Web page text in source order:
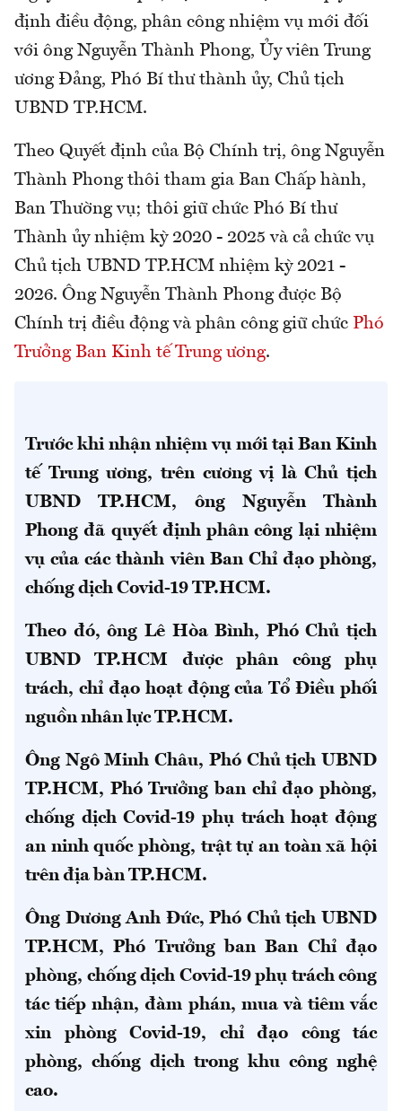
định điều động, phân công nhiệm vụ mới đối
với ông Nguyễn Thành Phong, Ủy viên Trung
ương Đảng, Phó Bí thư thành ủy, Chủ tịch
UBND TP.HCM.
Theo Quyết định của Bộ Chính trị, ông Nguyễn
Thành Phong thôi tham gia Ban Chấp hành,
Ban Thường vụ; thôi giữ chức Phó Bí thư
Thành ủy nhiệm kỳ 2020 - 2025 và cả chức vụ
Chủ tịch UBND TP.HCM nhiệm kỳ 2021 -
2026. Ông Nguyễn Thành Phong được Bộ
Chính trị điều động và phân công giữ chức Phó
Trưởng Ban Kinh tế Trung ương.
Trước khi nhận nhiệm vụ mới tại Ban Kinh
tế Trung ương, trên cương vị là Chủ tịch
UBND TP.HCM, ông Nguyễn Thành
Phong đã quyết định phân công lại nhiệm
vụ của các thành viên Ban Chỉ đạo phòng,
chống dịch Covid-19 TP.HCM.
Theo đó, ông Lê Hòa Bình, Phó Chủ tịch
UBND TP.HCM được phân công phụ
trách, chỉ đạo hoạt động của Tổ Điều phối
nguồn nhân lực TP.HCM.
Ông Ngô Minh Châu, Phó Chủ tịch UBND
TP.HCM, Phó Trưởng ban chỉ đạo phòng,
chống dịch Covid-19 phụ trách hoạt động
an ninh quốc phòng, trật tự an toàn xã hội
trên địa bàn TP.HCM.
Ông Dương Anh Đức, Phó Chủ tịch UBND
TP.HCM, Phó Trưởng ban Ban Chỉ đạo
phòng, chống dịch Covid-19 phụ trách công
tác tiếp nhận, đàm phán, mua và tiêm vắc
xin phòng Covid-19, chỉ đạo công tác
phòng, chống dịch trong khu công nghệ
cao.